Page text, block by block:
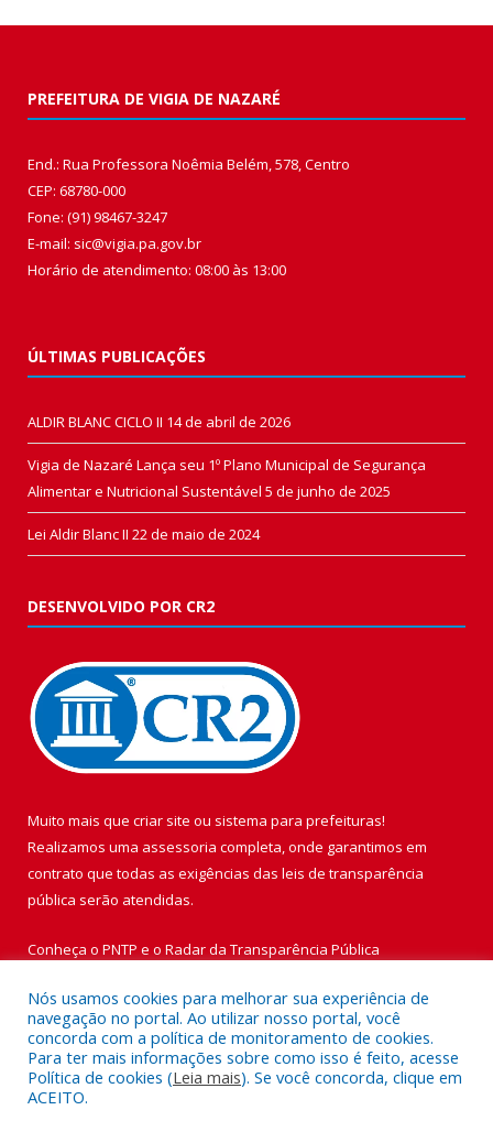
PREFEITURA DE VIGIA DE NAZARÉ
End.: Rua Professora Noêmia Belém, 578, Centro
CEP: 68780-000
Fone: (91) 98467-3247
E-mail: sic@vigia.pa.gov.br
Horário de atendimento: 08:00 às 13:00
ÚLTIMAS PUBLICAÇÕES
ALDIR BLANC CICLO II 14 de abril de 2026
Vigia de Nazaré Lança seu 1º Plano Municipal de Segurança
Alimentar e Nutricional Sustentável 5 de junho de 2025
Lei Aldir Blanc II 22 de maio de 2024
DESENVOLVIDO POR CR2
Muito mais que criar site ou sistema para prefeituras!
Realizamos uma assessoria completa, onde garantimos em
contrato que todas as exigências das leis de transparência
pública serão atendidas.
Conheça o PNTP e o Radar da Transparência Pública
Todos os direitos reservados a Prefeitura Municipal de Vigia de
Nazaré.
Nós usamos cookies para melhorar sua experiência de
navegação no portal. Ao utilizar nosso portal, você
concorda com a política de monitoramento de cookies.
Para ter mais informações sobre como isso é feito, acesse
Política de cookies (Leia mais). Se você concorda, clique em
ACEITO.